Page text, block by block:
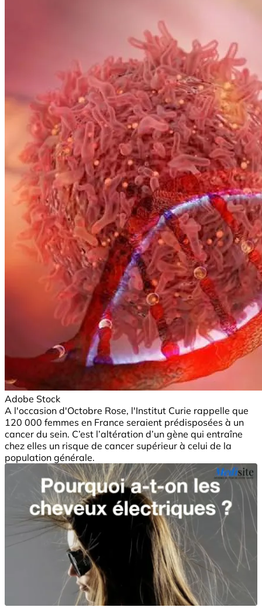
Adobe Stock
A l'occasion d'Octobre Rose, l'Institut Curie rappelle que
120 000 femmes en France seraient prédisposées à un
cancer du sein. C’est l’altération d’un gène qui entraîne
chez elles un risque de cancer supérieur à celui de la
population générale.